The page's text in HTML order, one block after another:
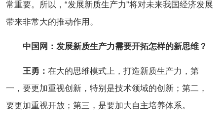
常重要。所以，“发展新质生产力”将对未来我国经济发展
带来非常大的推动作用。
中国网：发展新质生产力需要开拓怎样的新思维？
王勇： 在大的思维模式上，打造新质生产力，第
一，要更加重视创新，特别是技术领域的创新；第二，
要更加重视开放；第三，是要加大自主培养体系。